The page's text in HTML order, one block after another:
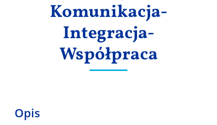
Komunikacja-
Integracja-
Współpraca
Opis